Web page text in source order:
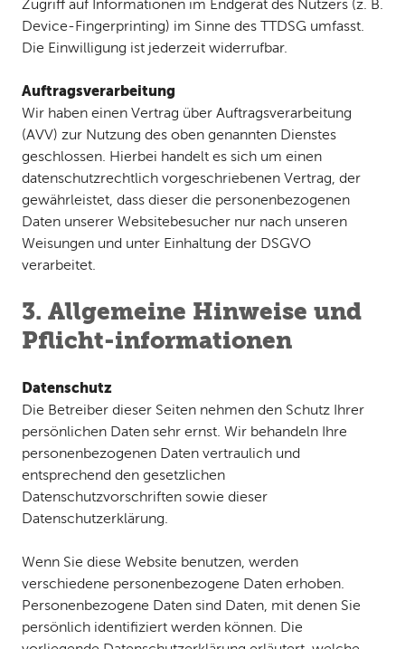
Zugriff auf Informationen im Endgerät des Nutzers (z. B.
Device-Fingerprinting) im Sinne des TTDSG umfasst.
Die Einwilligung ist jederzeit widerrufbar.
Auftragsverarbeitung
Wir haben einen Vertrag über Auftragsverarbeitung
(AVV) zur Nutzung des oben genannten Dienstes
geschlossen. Hierbei handelt es sich um einen
datenschutzrechtlich vorgeschriebenen Vertrag, der
gewährleistet, dass dieser die personenbezogenen
Daten unserer Websitebesucher nur nach unseren
Weisungen und unter Einhaltung der DSGVO
verarbeitet.
3. Allgemeine Hinweise und
Pflicht-informationen
Datenschutz
Die Betreiber dieser Seiten nehmen den Schutz Ihrer
persönlichen Daten sehr ernst. Wir behandeln Ihre
personenbezogenen Daten vertraulich und
entsprechend den gesetzlichen
Datenschutzvorschriften sowie dieser
Datenschutzerklärung.
Wenn Sie diese Website benutzen, werden
verschiedene personenbezogene Daten erhoben.
Personenbezogene Daten sind Daten, mit denen Sie
persönlich identifiziert werden können. Die